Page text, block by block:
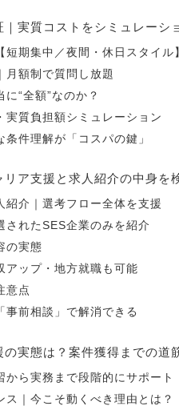
実質コストをシミュレーシ
期集中／夜間・休日スタイル
月額制で質問し放題
“全額”なのか？
実質負担額シミュレーション
件理解が「コスパの鍵」
ア支援と求人紹介の中身を
紹介｜選考フロー全体を支援
されたSES企業のみを紹介
の実態
アップ・地方就職も可能
意点
事前相談」で解消できる
実態は？案件獲得までの道
から実務まで段階的にサポート
｜今こそ動くべき理由とは？